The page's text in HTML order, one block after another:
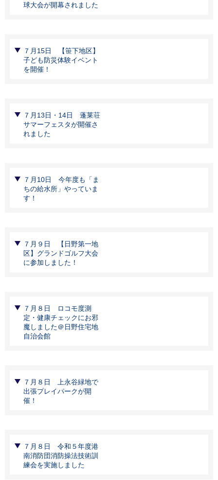
球大会が開幕されました
７月15日 【笹下地区】
子ども防災体験イベント
を開催！
７月13日・14日 蓬莱荘
サマーフェスタが開催さ
れました
７月10日 今年度も「ま
ちの給水所」やっていま
す！
７月９日 【日野第一地
区】グランドゴルフ大会
に参加しました！
７月８日 ロコモ度測
定・健康チェックにお邪
魔しました＠日野住宅地
自治会館
７月８日 上永谷緑地で
出張プレイパークが開
催！
７月８日 令和５年度港
南消防団消防操法技術訓
練会を実施しました